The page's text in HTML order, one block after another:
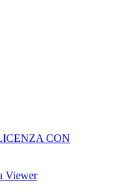
CON
Viewer